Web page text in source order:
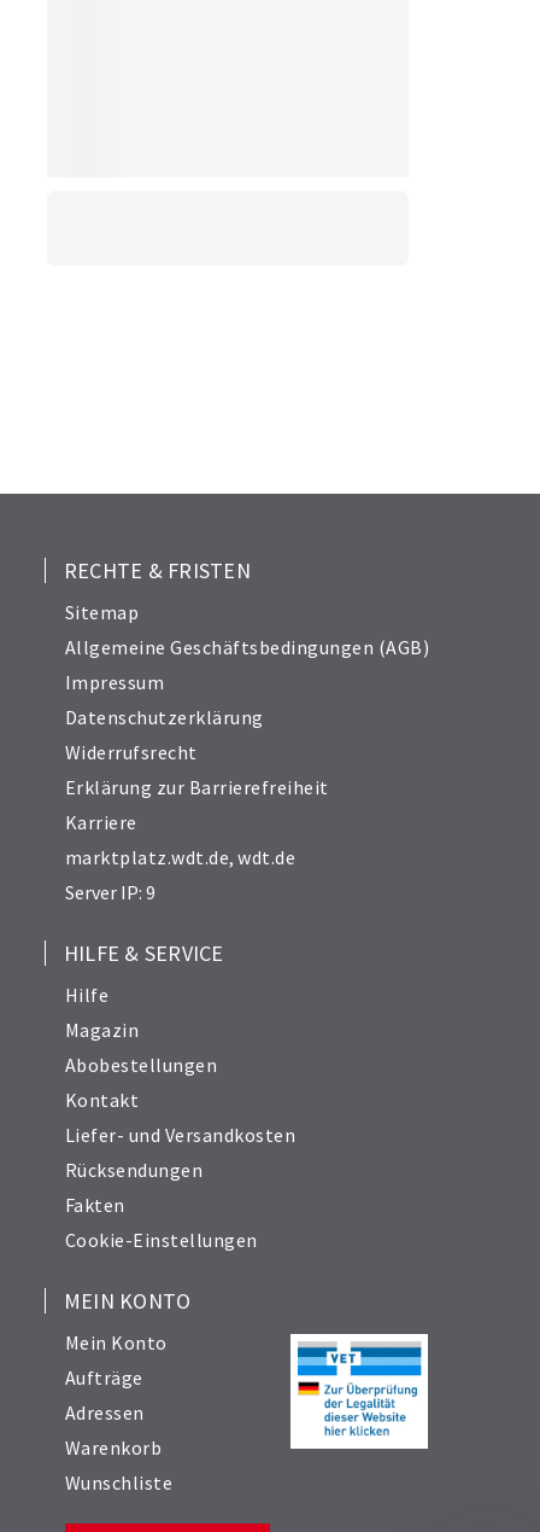
RECHTE & FRISTEN
Sitemap
Allgemeine Geschäftsbedingungen (AGB)
Impressum
Datenschutzerklärung
Widerrufsrecht
Erklärung zur Barrierefreiheit
Karriere
marktplatz.wdt.de,wdt.de
Server IP: 9
HILFE & SERVICE
Hilfe
Magazin
Abobestellungen
Kontakt
Liefer- und Versandkosten
Rücksendungen
Fakten
Cookie-Einstellungen
MEIN KONTO
Mein Konto
Aufträge
Adressen
Warenkorb
Wunschliste